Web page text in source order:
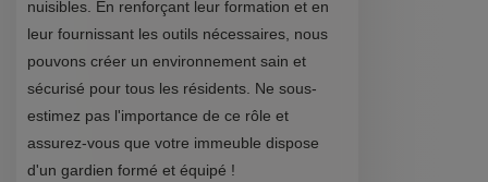
nuisibles. En renforçant leur formation et en
leur fournissant les outils nécessaires, nous
pouvons créer un environnement sain et
sécurisé pour tous les résidents. Ne sous-
estimez pas l'importance de ce rôle et
assurez-vous que votre immeuble dispose
d'un gardien formé et équipé !